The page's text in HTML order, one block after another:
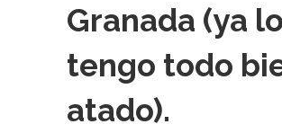
Granada (ya lo
tengo todo
atado).